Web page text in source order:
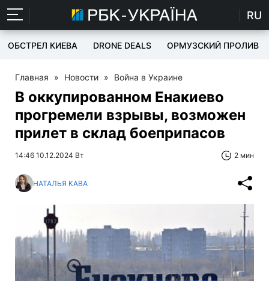
RU
ОБСТРЕЛ КИЕВА DRONE DEALS ОРМУЗСКИЙ ПРОЛИВ
Главная » Новости » Война в Украине
В оккупированном Енакиево
прогремели взрывы, возможен
прилет в склад боеприпасов
14:46 10.12.2024 Вт 2 мин
НАТАЛЬЯ КАВА